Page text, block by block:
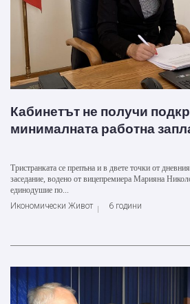
Кабинетът не получи
минималната работна
Тристранката се препъна и в двете точки от
заседание, водено от вицепремиера Марияна
единодушие по...
Икономически Живот
6 години